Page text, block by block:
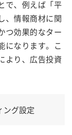
で、例えば「平
、情報商材に関
つ効果的なター
になります。こ
より、広告投資
ング設定